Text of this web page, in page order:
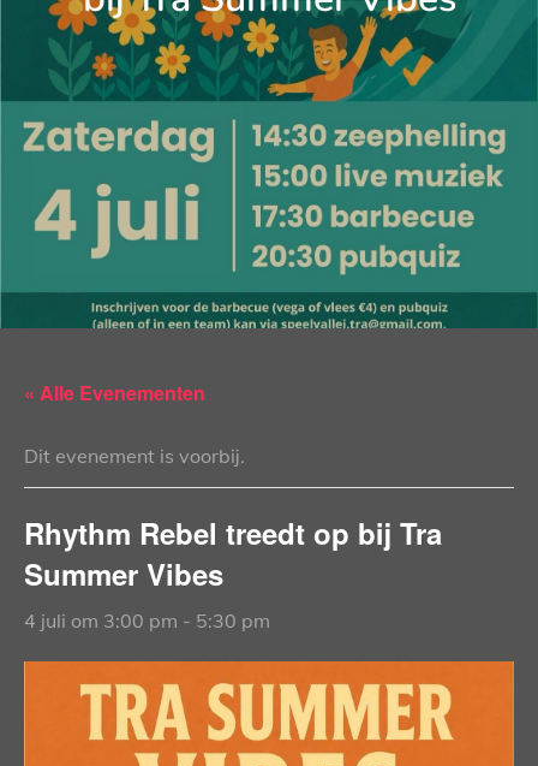
« Alle Evenementen
Dit evenement is voorbij.
Rhythm Rebel treedt op bij Tra
Summer Vibes
4 juli om 3:00 pm - 5:30 pm